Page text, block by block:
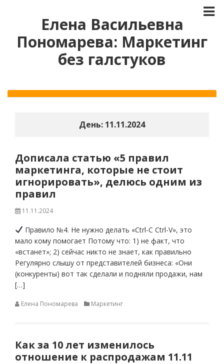
Елена Васильевна
Пономарева: Маркетинг
без галстуков
День: 11.11.2024
Дописала статью «5 правил
маркетинга, которые не стоит
игнорировать», делюсь одним из
правил
11.11.2024
Правило №4. Не нужно делать «Ctrl-C Ctrl-V», это
мало кому помогает Потому что: 1) не факт, что
«встанет»; 2) сейчас никто не знает, как правильно
Регулярно слышу от представителей бизнеса: «Они
(конкуренты) вот так сделали и подняли продажи, нам
[…]
Елена Пономарева Маркетинг
Как за 10 лет изменилось
отношение к распродажам 11.11